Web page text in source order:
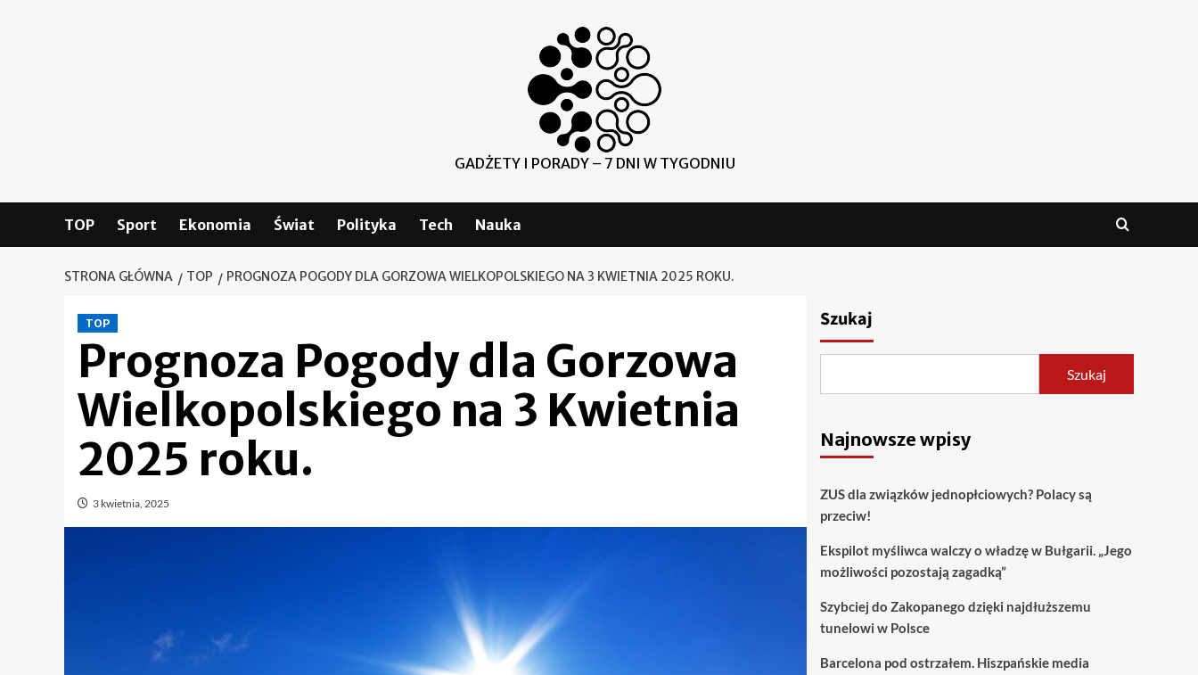
GADŻETY I PORADY – 7 DNI W TYGODNIU
TOP Sport Ekonomia Świat Polityka Tech Nauka
STRONA GŁÓWNA TOP PROGNOZA POGODY DLA GORZOWA WIELKOPOLSKIEGO NA 3 KWIETNIA 2025 ROKU.
TOP
Prognoza Pogody dla Gorzowa
Wielkopolskiego na 3 Kwietnia
2025 roku.
3 kwietnia, 2025
Szukaj
Szukaj
Najnowsze wpisy
ZUS dla związków jednopłciowych? Polacy są
przeciw!
Ekspilot myśliwca walczy o władzę w Bułgarii. „Jego
możliwości pozostają zagadką”
Szybciej do Zakopanego dzięki najdłuższemu
tunelowi w Polsce
Barcelona pod ostrzałem. Hiszpańskie media